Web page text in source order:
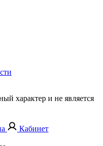
характер и не является
Кабинет